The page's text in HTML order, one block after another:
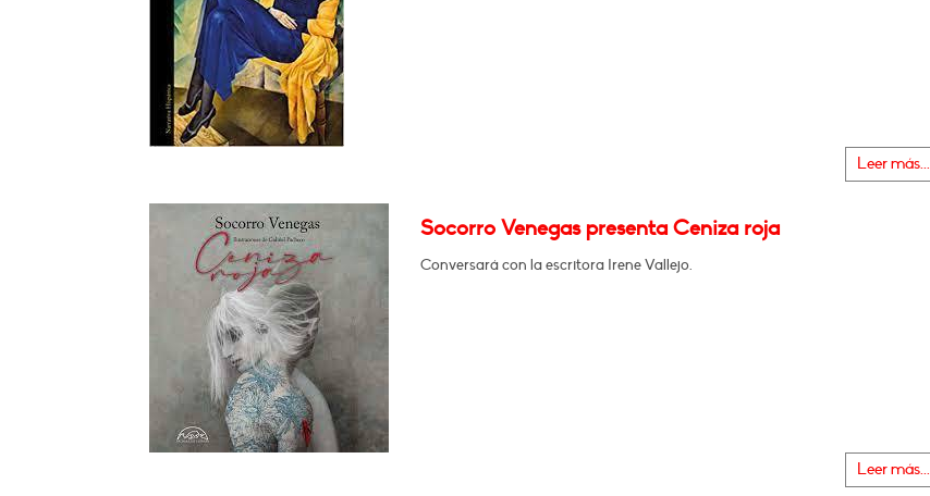
Leer más...
Socorro Venegas presenta Ceniza roja
Conversará con la escritora Irene Vallejo.
Leer más...